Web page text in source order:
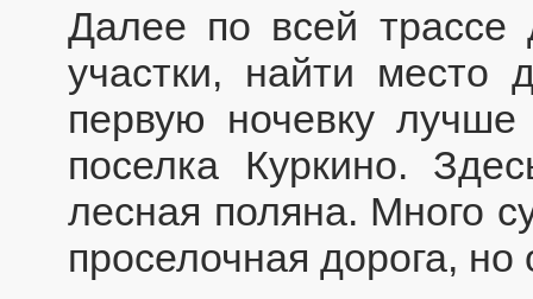
Далее по всей трассе
участки, найти место
первую ночевку
поселка Куркино.
лесная поляна. Много
проселочная дорога,